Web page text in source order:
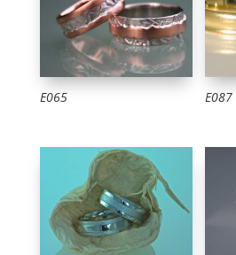
E065 E087